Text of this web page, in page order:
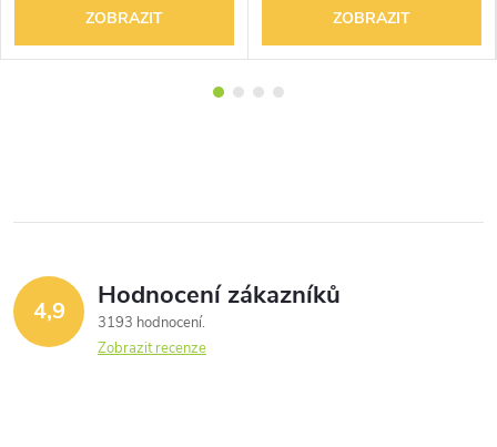
ZOBRAZIT ZOBRAZIT
4,9 Hodnocení zákazníků
3193 hodnocení
Zobrazit recenze